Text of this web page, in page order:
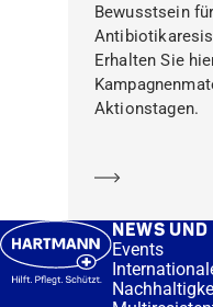
Bewusstsein
Erhalten Sie
Aktionstagen.
NEWS UND
Events